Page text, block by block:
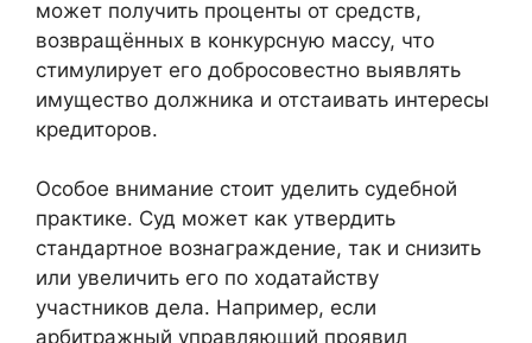
может получить проценты от средств,
возвращённых в конкурсную массу, что
стимулирует его добросовестно выявлять
имущество должника и отстаивать интересы
кредиторов.
Особое внимание стоит уделить судебной
практике. Суд может как утвердить
стандартное вознаграждение, так и снизить
или увеличить его по ходатайству
участников дела. Например, если
арбитражный управляющий проявил